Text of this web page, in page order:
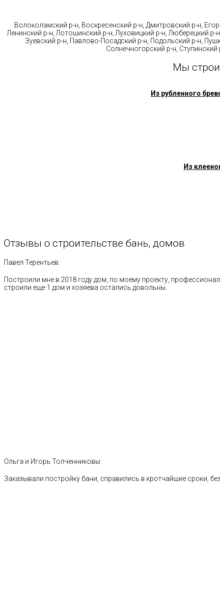
Волоколамский р-н, Воскресенский р-н, Дмитровский р-н,
Ленинский р-н, Лотошинский р-н, Луховицкий р-н, Люберецкий
Зуевский р-н, Павлово-Посадский р-н, Подольский р-н,
Солнечногорский р-н,
Мы
Из рубленного
Из
Отзывы о строительстве бань, домов
Павел Терентьев:
Построили мне в 2018 году дом, по моему проекту,
строили еще 1 дом и хозяева остались довольны.
Ольга и Игорь Толченниковы:
Заказывали постройку бани, справились в кротчайшие сроки,